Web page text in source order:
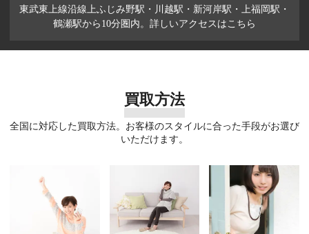
東武東上線沿線上ふじみ野駅・川越駅・新河岸駅・上福岡駅・
鶴瀬駅から10分圏内。詳しいアクセスはこちら
買取方法
全国に対応した買取方法。お客様のスタイルに合った手段がお選び
いただけます。